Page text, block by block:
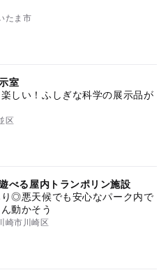
たま市
室
楽しい！ふしぎな科学の展示品が
区
べる屋内トランポリン施設
◎悪天候でも安心なパーク内で
動かそう
崎市川崎区